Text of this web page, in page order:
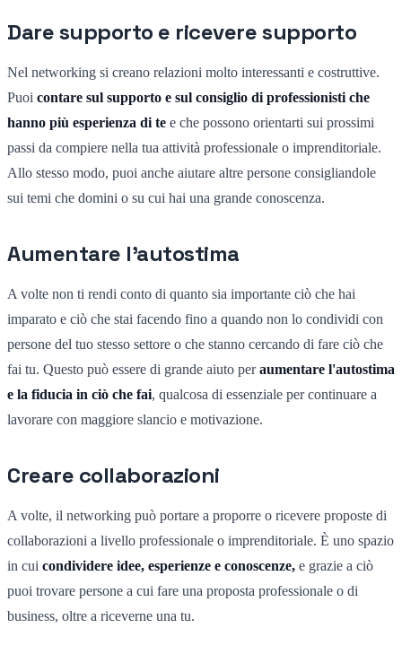
Dare supporto e ricevere supporto
Nel networking si creano relazioni molto interessanti e costruttive.
Puoi contare sul supporto e sul consiglio di professionisti che
hanno più esperienza di te e che possono orientarti sui prossimi
passi da compiere nella tua attività professionale o imprenditoriale.
Allo stesso modo, puoi anche aiutare altre persone consigliandole
sui temi che domini o su cui hai una grande conoscenza.
Aumentare l'autostima
A volte non ti rendi conto di quanto sia importante ciò che hai
imparato e ciò che stai facendo fino a quando non lo condividi con
persone del tuo stesso settore o che stanno cercando di fare ciò che
fai tu. Questo può essere di grande aiuto peraumentare l'autostima
e la fiducia in ciò che fai, qualcosa di essenziale per continuare a
lavorare con maggiore slancio e motivazione.
Creare collaborazioni
A volte, il networking può portare a proporre o ricevere proposte di
collaborazioni a livello professionale o imprenditoriale. È uno spazio
in cui condividere idee, esperienze e conoscenze, e grazie a ciò
puoi trovare persone a cui fare una proposta professionale o di
business, oltre a riceverne una tu.